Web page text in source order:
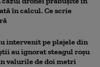
în calcul. Ce scrie
intervenit pe plajele din
au ignorat steagul roșu
valurile de doi metri